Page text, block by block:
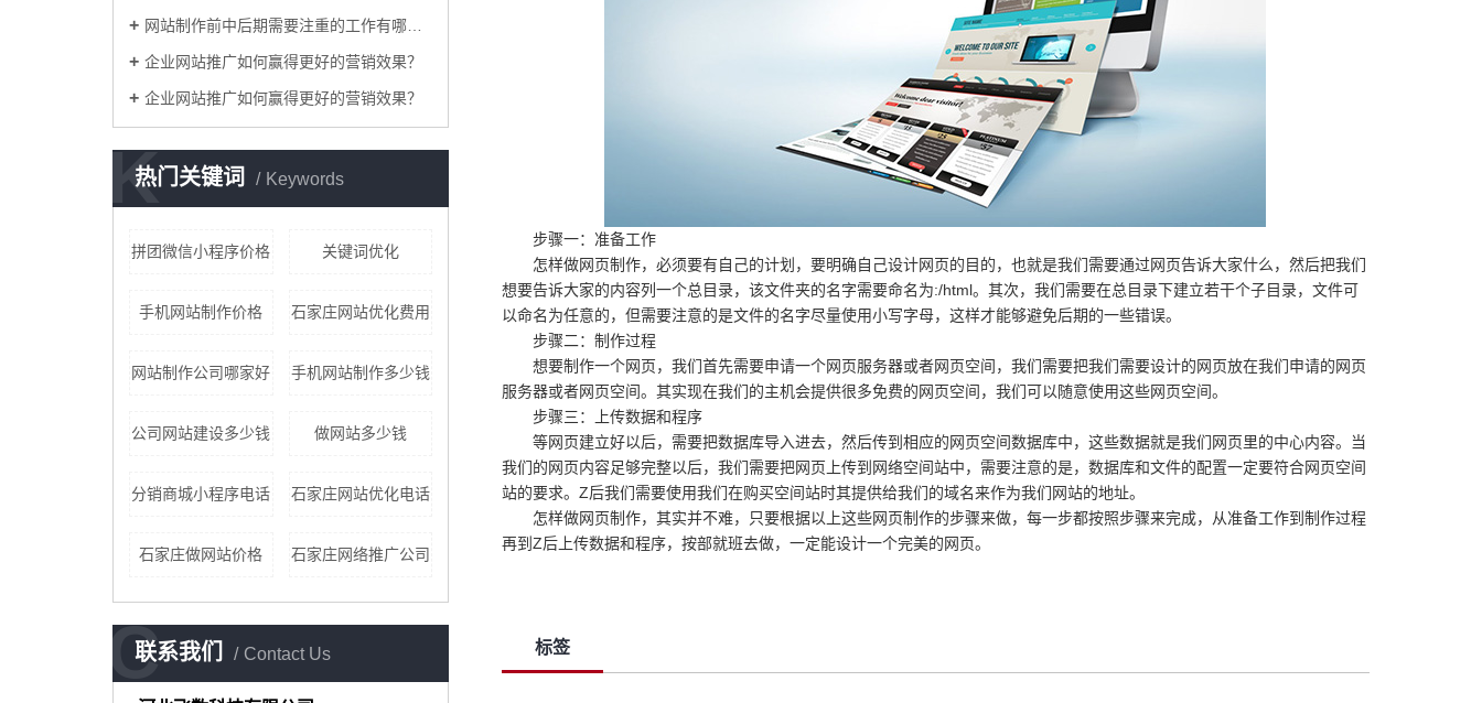
网站制作前中后期需要注重的工作有哪些？
企业网站推广如何赢得更好的营销效果？
企业网站推广如何赢得更好的营销效果？
热门关键词 Keywords
K
拼团微信小程序价格 关键词优化
手机网站制作价格 石家庄网站优化费用
网站制作公司哪家好 手机网站制作多少钱
公司网站建设多少钱 做网站多少钱
分销商城小程序电话 石家庄网站优化电话
石家庄做网站价格 石家庄网络推广公司
联系我们 Contact Us
C
步骤一：准备工作
怎样做网页制作，必须要有自己的计划，要明确自己设计网页的目的，也就是我们需要通过网页告诉大家什么，然后把我们
想要告诉大家的内容列一个总目录，该文件夹的名字需要命名为:/html。其次，我们需要在总目录下建立若干个子目录，文件可
以命名为任意的，但需要注意的是文件的名字尽量使用小写字母，这样才能够避免后期的一些错误。
步骤二：制作过程
想要制作一个网页，我们首先需要申请一个网页服务器或者网页空间，我们需要把我们需要设计的网页放在我们申请的网页
服务器或者网页空间。其实现在我们的主机会提供很多免费的网页空间，我们可以随意使用这些网页空间。
步骤三：上传数据和程序
等网页建立好以后，需要把数据库导入进去，然后传到相应的网页空间数据库中，这些数据就是我们网页里的中心内容。当
我们的网页内容足够完整以后，我们需要把网页上传到网络空间站中，需要注意的是，数据库和文件的配置一定要符合网页空间
站的要求。Z后我们需要使用我们在购买空间站时其提供给我们的域名来作为我们网站的地址。
怎样做网页制作，其实并不难，只要根据以上这些网页制作的步骤来做，每一步都按照步骤来完成，从准备工作到制作过程
再到Z后上传数据和程序，按部就班去做，一定能设计一个完美的网页。
标签